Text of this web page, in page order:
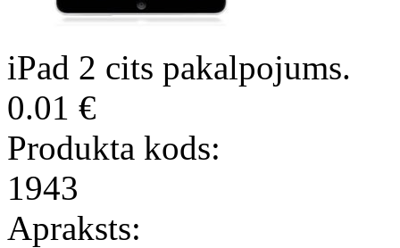
iPad 2 cits pakalpojums.
0.01 €
Produkta kods:
1943
Apraksts: